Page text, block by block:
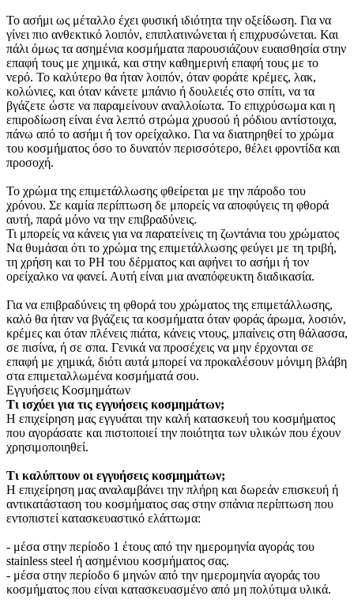
Το ασήμι ως μέταλλο έχει φυσική ιδιότητα την οξείδωση. Για να
γίνει πιο ανθεκτικό λοιπόν, επιπλατινώνεται ή επιχρυσώνεται. Και
πάλι όμως τα ασημένια κοσμήματα παρουσιάζουν ευαισθησία στην
επαφή τους με χημικά, και στην καθημερινή επαφή τους με το
νερό. Το καλύτερο θα ήταν λοιπόν, όταν φοράτε κρέμες, λακ,
κολώνιες, και όταν κάνετε μπάνιο ή δουλειές στο σπίτι, να τα
βγάζετε ώστε να παραμείνουν αναλλοίωτα. Το επιχρύσωμα και η
επιροδίωση είναι ένα λεπτό στρώμα χρυσού ή ρόδιου αντίστοιχα,
πάνω από το ασήμι ή τον ορείχαλκο. Για να διατηρηθεί το χρώμα
του κοσμήματος όσο το δυνατόν περισσότερο, θέλει φροντίδα και
προσοχή.
Το χρώμα της επιμετάλλωσης φθείρεται με την πάροδο του
χρόνου. Σε καμία περίπτωση δε μπορείς να αποφύγεις τη φθορά
αυτή, παρά μόνο να την επιβραδύνεις.
Τι μπορείς να κάνεις για να παρατείνεις τη ζωντάνια του χρώματος
Να θυμάσαι ότι το χρώμα της επιμετάλλωσης φεύγει με τη τριβή,
τη χρήση και το PH του δέρματος και αφήνει το ασήμι ή τον
ορείχαλκο να φανεί. Αυτή είναι μια αναπόφευκτη διαδικασία.
Για να επιβραδύνεις τη φθορά του χρώματος της επιμετάλλωσης,
καλό θα ήταν να βγάζεις τα κοσμήματα όταν φοράς άρωμα, λοσιόν,
κρέμες και όταν πλένεις πιάτα, κάνεις ντους, μπαίνεις στη θάλασσα,
σε πισίνα, ή σε σπα. Γενικά να προσέχεις να μην έρχονται σε
επαφή με χημικά, διότι αυτά μπορεί να προκαλέσουν μόνιμη βλάβη
στα επιμεταλλωμένα κοσμήματά σου.
Εγγυήσεις Κοσμημάτων
Τι ισχύει για τις εγγυήσεις κοσμημάτων;
Η επιχείρηση μας εγγυάται την καλή κατασκευή του κοσμήματος
που αγοράσατε και πιστοποιεί την ποιότητα των υλικών που έχουν
χρησιμοποιηθεί.
Τι καλύπτουν οι εγγυήσεις κοσμημάτων;
Η επιχείρηση μας αναλαμβάνει την πλήρη και δωρεάν επισκευή ή
αντικατάσταση του κοσμήματος σας στην σπάνια περίπτωση που
εντοπιστεί κατασκευαστικό ελάττωμα:
- μέσα στην περίοδο 1 έτους από την ημερομηνία αγοράς του
stainless steel ή ασημένιου κοσμήματος σας.
- μέσα στην περίοδο 6 μηνών από την ημερομηνία αγοράς του
κοσμήματος που είναι κατασκευασμένο από μη πολύτιμα υλικά.